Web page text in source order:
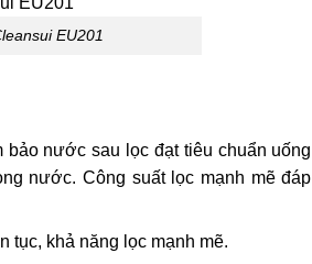
EU201
nước sau lọc đạt tiêu chuẩn uống
nước. Công suất lọc mạnh mẽ đáp
tục, khả năng lọc mạnh mẽ.